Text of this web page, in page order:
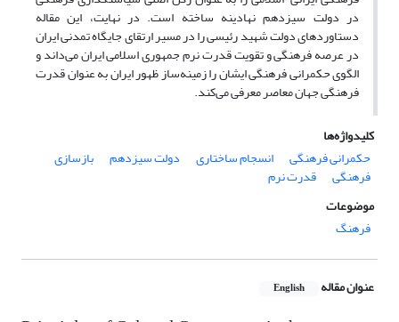
در دولت سیزدهم نهادینه ساخته است. در نهایت، این مقاله
دستاوردهای دولت شهید رئیسی را در مسیر ارتقای جایگاه تمدنی ایران
در عرصه فرهنگی و تقویت قدرت نرم جمهوری اسلامی ایران می‌داند و
الگوی حکمرانی فرهنگی ایشان را زمینه‌ساز ظهور ایران به عنوان قدرت
فرهنگی جهان معاصر معرفی می‌کند.
کلیدواژه‌ها
حکمرانی فرهنگی
انسجام ساختاری دولت سیزدهم بازسازی
فرهنگی
قدرت نرم
موضوعات
فرهنگ
عنوان مقاله English